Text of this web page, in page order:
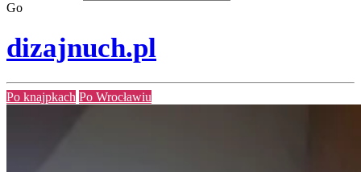
Go
dizajnuch.pl
Po knajpkach Po Wrocławiu